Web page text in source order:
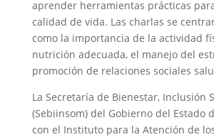
aprender herramientas prácticas
calidad de vida. Las charlas se
como la importancia de la actividad
nutrición adecuada, el manejo del
promoción de relaciones sociales
La Secretaría de Bienestar, Inclusión
(Sebiinsom) del Gobierno del Estado
con el Instituto para la Atención de